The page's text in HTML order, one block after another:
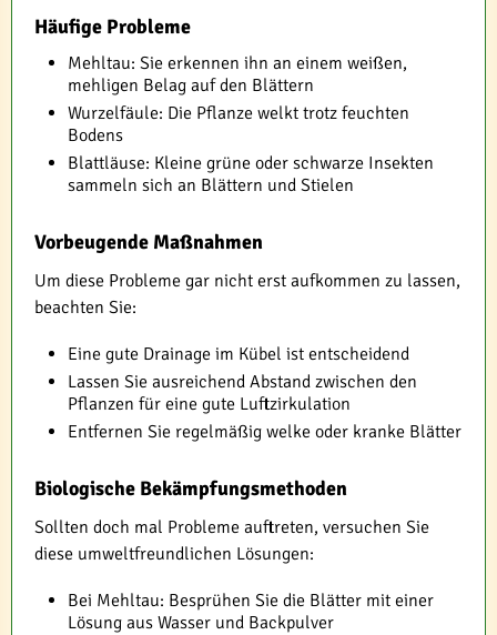
Häufige Probleme
Mehltau: Sie erkennen ihn an einem weißen,
mehligen Belag auf den Blättern
Wurzelfäule: Die Pflanze welkt trotz feuchten
Bodens
Blattläuse: Kleine grüne oder schwarze Insekten
sammeln sich an Blättern und Stielen
Vorbeugende Maßnahmen
Um diese Probleme gar nicht erst aufkommen zu lassen,
beachten Sie:
Eine gute Drainage im Kübel ist entscheidend
Lassen Sie ausreichend Abstand zwischen den
Pflanzen für eine gute Luftzirkulation
Entfernen Sie regelmäßig welke oder kranke Blätter
Biologische Bekämpfungsmethoden
Sollten doch mal Probleme auftreten, versuchen Sie
diese umweltfreundlichen Lösungen:
Bei Mehltau: Besprühen Sie die Blätter mit einer
Lösung aus Wasser und Backpulver